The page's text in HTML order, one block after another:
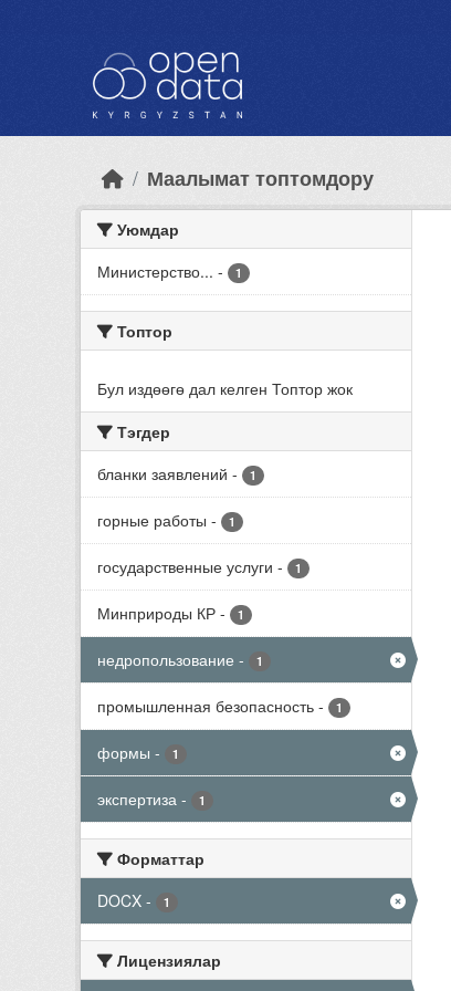
Маалымат топтомдору
Уюмдар
Министерство... - 1
Топтор
Бул издөөгө дал келген Топтор жок
Тэгдер
бланки заявлений - 1
горные работы - 1
государственные услуги - 1
Минприроды КР - 1
недропользование - 1
промышленная безопасность - 1
формы - 1
экспертиза - 1
Форматтар
DOCX - 1
Лицензиялар